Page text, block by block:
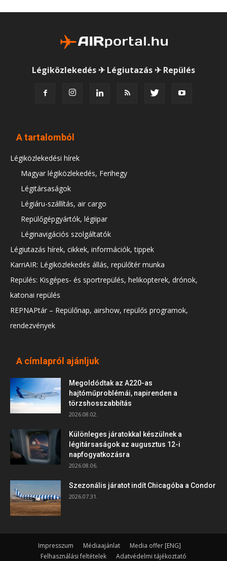
Légiközlekedés ✈ Légiutazás ✈ Repülés
A tartalomból
Légiközlekedési hírek
Magyar légiközlekedés, Ferihegy
Légitársaságok
Légiáru-szállítás, air cargo
Repülőgépgyártók, légiipar
Léginavigációs szolgáltatók
Légiutazás hírek, cikkek, információk, tippek
KarriAIR: Légiközlekedés állás, repülőtér munka
Repülés: Kisgépes- és sportrepülés, helikopterek, drónok,
katonai repülés
REPNAPtár – Repülőnap, airshow, repülős programok,
rendezvények
A címlapról ajánljuk
Megoldódtak az A220-as
hajtóműproblémái, napirenden a
törzshosszabbítás
2026.08.02.
Különleges járatokkal készülnek a
légitársaságok az augusztus 12-i
napfogyatkozásra
2026.08.06.
Szezonális járatot indít Chicagóba a Condor
2026.07.31.
Impresszum Médiaajánlat
Media offer [ENG]
Felhasználási feltételek
Adatvédelmi tájékoztató